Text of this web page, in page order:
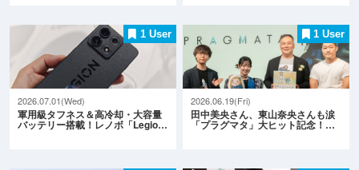
1 User
2026.07.01(Wed)
軍用級タフネス＆高冷却・大容量
バッテリー搭載！レノボ「Legio…
1 User
2026.06.19(Fri)
田中美央さん、東山奈央さんも涙
「プラグマタ」大ヒット記念！…